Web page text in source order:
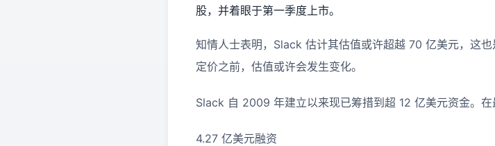
股，并着眼于第一季度上市。
知情人士表明，Slack 估计其估值或许超越 70 亿美元，这
定价之前，估值或许会发生变化。
Slack 自 2009 年建立以来现已筹措到超 12 亿美元资金。
4.27 亿美元融资